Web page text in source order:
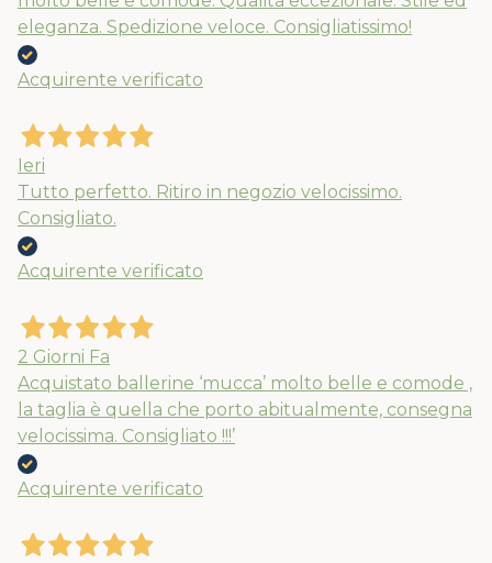
eleganza. Spedizione veloce. Consigliatissimo!
Acquirente verificato
Ieri
Tutto perfetto. Ritiro in negozio velocissimo.
Consigliato.
Acquirente verificato
2 Giorni Fa
Acquistato ballerine ‘mucca’ molto belle e comode ,
la taglia è quella che porto abitualmente, consegna
velocissima. Consigliato !!!’
Acquirente verificato
Spedizioni garantite prima della
chiusura solo per gli ordini effettuati
entro il 5/08
APPROFITTANE ORA